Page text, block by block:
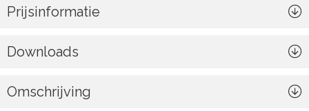
Prijsinformatie
Downloads
Omschrijving